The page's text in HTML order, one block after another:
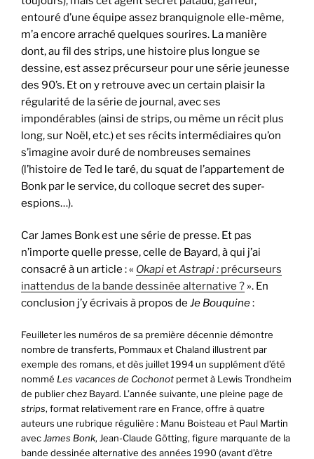
entouré d’une équipe assez branquignole elle-même,
m’a encore arraché quelques sourires. La manière
dont, au fil des strips, une histoire plus longue se
dessine, est assez précurseur pour une série jeunesse
des 90’s. Et on y retrouve avec un certain plaisir la
régularité de la série de journal, avec ses
impondérables (ainsi de strips, ou même un récit plus
long, sur Noël, etc.) et ses récits intermédiaires qu’on
s’imagine avoir duré de nombreuses semaines
(l’histoire de Ted le taré, du squat de l’appartement de
Bonk par le service, du colloque secret des super-
espions…).
Car James Bonk est une série de presse. Et pas
n’importe quelle presse, celle de Bayard, à qui j’ai
consacré à un article : « OkapietAstrapi : précurseurs
inattendus de la bande dessinée alternative ? ». En
conclusion j’y écrivais à propos de Je Bouquine:
Feuilleter les numéros de sa première décennie démontre
nombre de transferts, Pommaux et Chaland illustrent par
exemple des romans, et dès juillet 1994 un supplément d’été
nommé Les vacances de Cochonot permet à Lewis Trondheim
de publier chez Bayard. L’année suivante, une pleine page de
strips, format relativement rare en France, offre à quatre
auteurs une rubrique régulière : Manu Boisteau et Paul Martin
avec James Bonk, Jean-Claude Götting, figure marquante de la
bande dessinée alternative des années 1990 (avant d’être